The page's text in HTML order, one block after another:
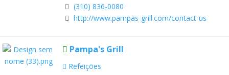
(310) 836-0080
http://www.pampas-grill.com/contact-us
Pampa's Grill
Refeições